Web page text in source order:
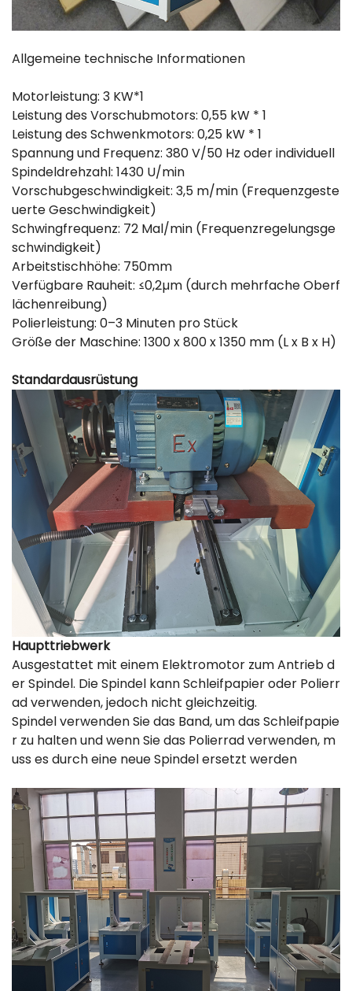
Allgemeine technische Informationen
Motorleistung: 3 KW*1
Leistung des Vorschubmotors: 0,55 kW * 1
Leistung des Schwenkmotors: 0,25 kW * 1
Spannung und Frequenz: 380 V/50 Hz oder individuell
Spindeldrehzahl: 1430 U/min
Vorschubgeschwindigkeit: 3,5 m/min (Frequenzgeste
uerte Geschwindigkeit)
Schwingfrequenz: 72 Mal/min (Frequenzregelungsge
schwindigkeit)
Arbeitstischhöhe: 750mm
Verfügbare Rauheit: ≤0,2µm (durch mehrfache Oberf
lächenreibung)
Polierleistung: 0–3 Minuten pro Stück
Größe der Maschine: 1300 x 800 x 1350 mm (L x B x H)
Standardausrüstung
Haupttriebwerk
Ausgestattet mit einem Elektromotor zum Antrieb d
er Spindel. Die Spindel kann Schleifpapier oder Polierr
ad verwenden, jedoch nicht gleichzeitig.
Spindel verwenden Sie das Band, um das Schleifpapie
r zu halten und wenn Sie das Polierrad verwenden, m
uss es durch eine neue Spindel ersetzt werden